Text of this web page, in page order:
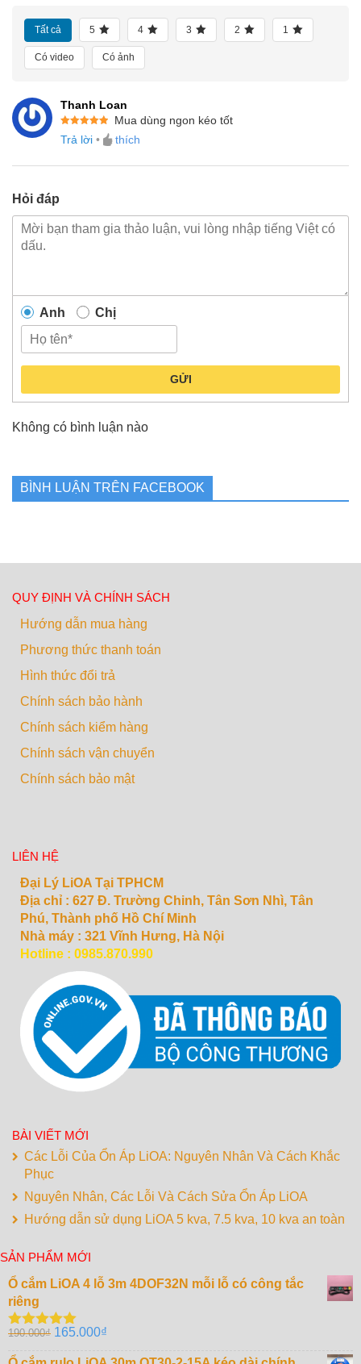
Tất cả 5 4 3 2 1
Có video Có ảnh
Thanh Loan
hạng55
Mua dùng ngon kéo tốt
Trả lời • thích
Hỏi đáp
Anh Chị
GỬI
Không có bình luận nào
BÌNH LUẬN TRÊN FACEBOOK
QUY ĐỊNH VÀ CHÍNH SÁCH
Hướng dẫn mua hàng
Phương thức thanh toán
Hình thức đổi trả
Chính sách bảo hành
Chính sách kiểm hàng
Chính sách vận chuyển
Chính sách bảo mật
LIÊN HỆ
Đại Lý LiOA Tại TPHCM
Địa chỉ : 627 Đ. Trường Chinh, Tân Sơn Nhì, Tân
Phú, Thành phố Hồ Chí Minh
Nhà máy : 321 Vĩnh Hưng, Hà Nội
Hotline : 0985.870.990
BÀI VIẾT MỚI
Các Lỗi Của Ổn Áp LiOA: Nguyên Nhân Và Cách Khắc
Phục
Nguyên Nhân, Các Lỗi Và Cách Sửa Ổn Áp LiOA
Hướng dẫn sử dụng LiOA 5 kva, 7.5 kva, 10 kva an toàn
SẢN PHẨM MỚI
Ổ cắm LiOA 4 lỗ 3m 4DOF32N mỗi lỗ có công tắc
riêng
Được xếp
190.000₫ Giá
165.000₫